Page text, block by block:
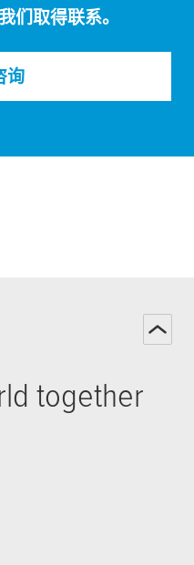
们取得联系。
询
together